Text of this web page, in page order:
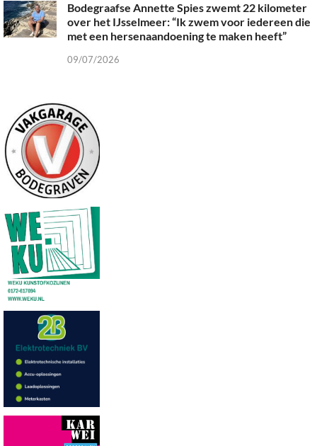
Bodegraafse Annette Spies zwemt 22 kilometer
over het IJsselmeer: “Ik zwem voor iedereen die
met een hersenaandoening te maken heeft”
09/07/2026